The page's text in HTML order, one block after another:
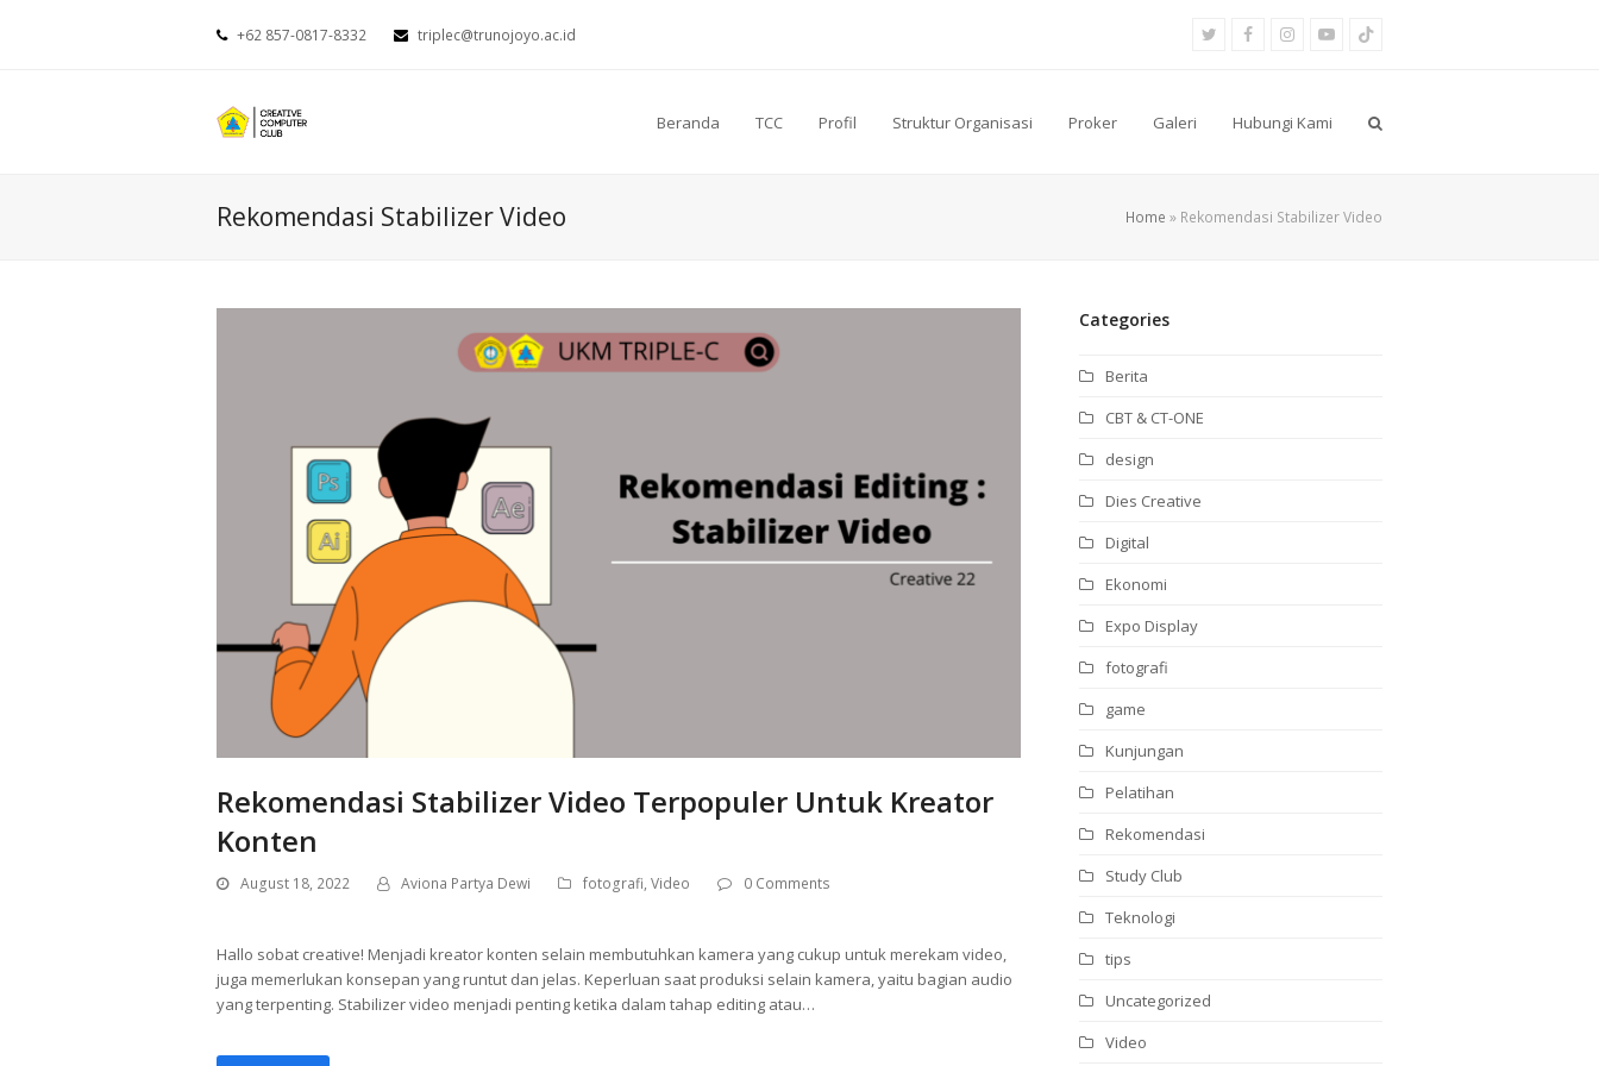
+62 857-0817-8332 triplec@trunojoyo.ac.id TwitterFacebookInstagram
YoutubeTiktok
Beranda TCC Profil Struktur Organisasi Proker Galeri Hubungi Kami
Rekomendasi Stabilizer Video Home » Rekomendasi Stabilizer Video
Rekomendasi Stabilizer Video Terpopuler Untuk Kreator
Konten
August 18, 2022 Aviona Partya Dewi fotografi, Video 0 Comments
Hallo sobat creative! Menjadi kreator konten selain membutuhkan kamera yang cukup untuk merekam video,
juga memerlukan konsepan yang runtut dan jelas. Keperluan saat produksi selain kamera, yaitu bagian audio
yang terpenting. Stabilizer video menjadi penting ketika dalam tahap editing atau…
Categories
Berita
CBT & CT-ONE
design
Dies Creative
Digital
Ekonomi
Expo Display
fotografi
game
Kunjungan
Pelatihan
Rekomendasi
Study Club
Teknologi
tips
Uncategorized
Video